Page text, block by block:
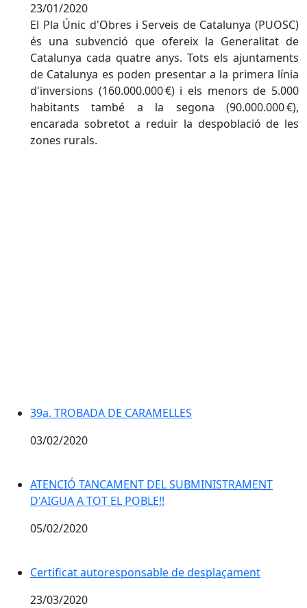
23/01/2020
El Pla Únic d'Obres i Serveis de Catalunya (PUOSC)
és una subvenció que ofereix la Generalitat de
Catalunya cada quatre anys. Tots els ajuntaments
de Catalunya es poden presentar a la primera línia
d'inversions (160.000.000 €) i els menors de 5.000
habitants també a la segona (90.000.000 €),
encarada sobretot a reduir la despoblació de les
zones rurals.
39a. TROBADA DE CARAMELLES
03/02/2020
ATENCIÓ TANCAMENT DEL SUBMINISTRAMENT
D'AIGUA A TOT EL POBLE!!
05/02/2020
Certificat autoresponsable de desplaçament
23/03/2020